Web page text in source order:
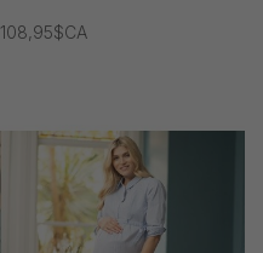
108,95$CA